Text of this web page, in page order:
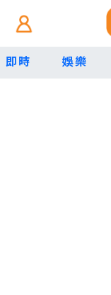
即時 娛樂